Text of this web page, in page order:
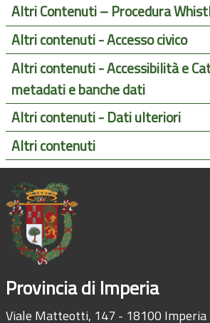
Altri Contenuti – Procedura
Altri contenuti - Accesso civico
Altri contenuti - Accessibilità e
metadati e banche dati
Altri contenuti - Dati ulteriori
Altri contenuti
Provincia di Imperia
Viale Matteotti, 147 - 18100 Imperia